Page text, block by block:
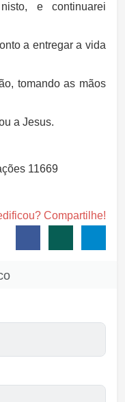
e continuarei
a entregar a vida
tomando as mãos
a Jesus.
11669
Compartilhe!